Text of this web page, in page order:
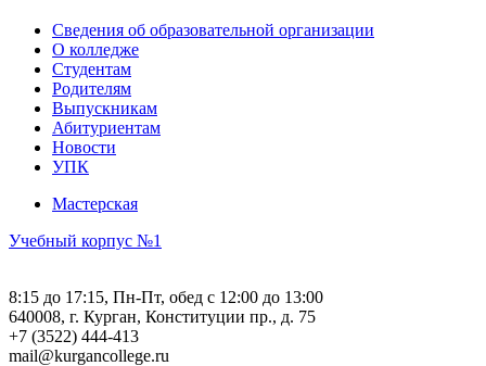
Сведения об образовательной организации
О колледже
Студентам
Родителям
Выпускникам
Абитуриентам
Новости
УПК
Мастерская
Учебный корпус №1
8:15 до 17:15, Пн-Пт, обед с 12:00 до 13:00
640008, г. Курган, Конституции пр., д. 75
+7 (3522) 444-413
mail@kurgancollege.ru